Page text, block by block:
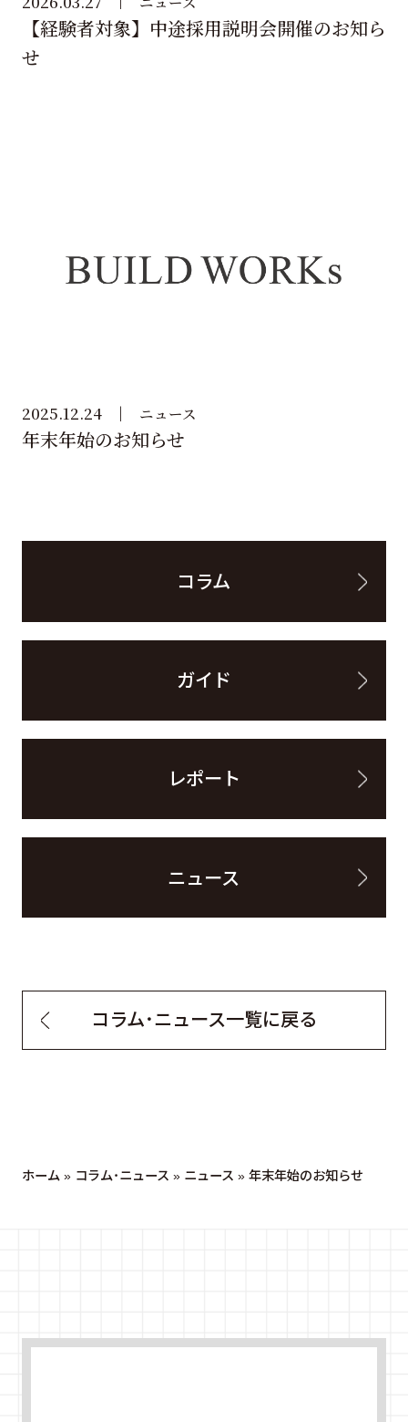
【経験者対象】中途採用説明会開催のお知ら
せ
2025.12.24 ニュース
年末年始のお知らせ
コラム
ガイド
レポート
ニュース
コラム・ニュース一覧に戻る
ホーム » コラム・ニュース » ニュース » 年末年始のお知らせ